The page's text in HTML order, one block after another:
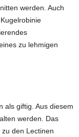
werden. Auch
zu lehmigen
als giftig. Aus diesem
werden. Das
den Lectinen